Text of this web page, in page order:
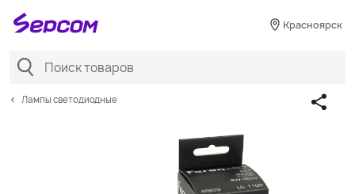
Красноярск
Лампы светодиодные